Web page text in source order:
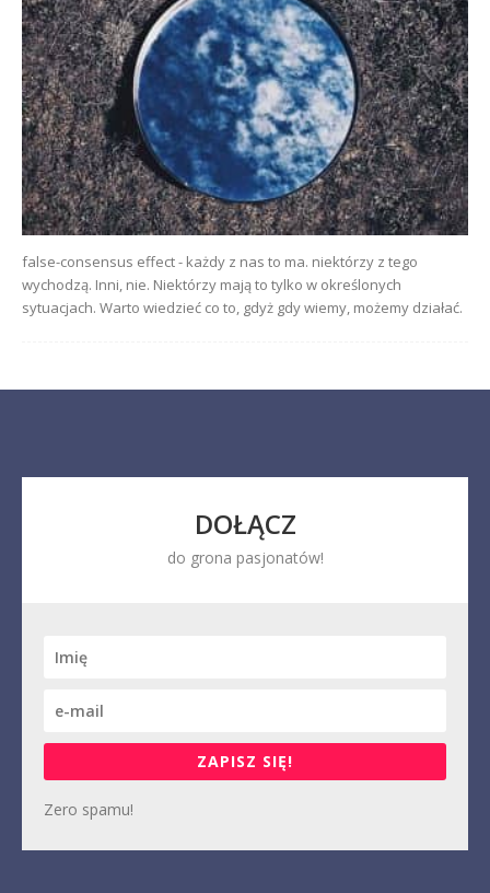
false-consensus effect - każdy z nas to ma. niektórzy z tego
wychodzą. Inni, nie. Niektórzy mają to tylko w określonych
sytuacjach. Warto wiedzieć co to, gdyż gdy wiemy, możemy działać.
DOŁĄCZ
do grona pasjonatów!
ZAPISZ SIĘ!
Zero spamu!